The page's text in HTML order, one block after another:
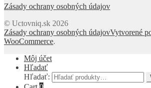
Zásady ochrany osobných údajov
© Uctovniq.sk 2026
Zásady ochrany osobných údajovVytvorené
WooCommerce.
Môj účet
Hľadať
Hľadať: